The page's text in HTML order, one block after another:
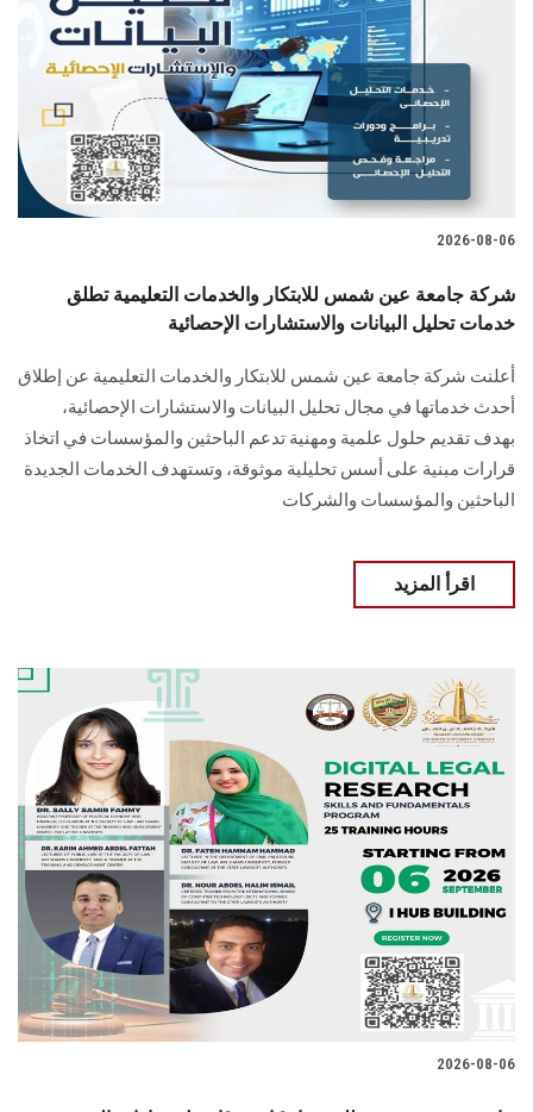
2026-08-06
شركة جامعة عين شمس للابتكار والخدمات التعليمية تطلق
خدمات تحليل البيانات والاستشارات الإحصائية
أعلنت شركة جامعة عين شمس للابتكار والخدمات التعليمية عن إطلاق
أحدث خدماتها في مجال تحليل البيانات والاستشارات الإحصائية،
بهدف تقديم حلول علمية ومهنية تدعم الباحثين والمؤسسات في اتخاذ
قرارات مبنية على أسس تحليلية موثوقة، وتستهدف الخدمات الجديدة
الباحثين والمؤسسات والشركات
اقرأ المزيد
2026-08-06